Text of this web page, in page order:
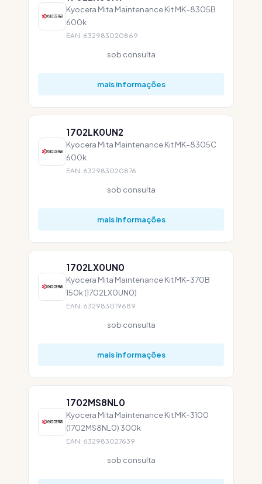
Kyocera Mita Maintenance Kit MK-8305B
600k
EAN: 632983020869
sob consulta
mais informações
1702LK0UN2
Kyocera Mita Maintenance Kit MK-8305C
600k
EAN: 632983020876
sob consulta
mais informações
1702LX0UN0
Kyocera Mita Maintenance Kit MK-370B
150k (1702LX0UN0)
EAN: 632983019689
sob consulta
mais informações
1702MS8NL0
Kyocera Mita Maintenance Kit MK-3100
(1702MS8NL0) 300k
EAN: 632983027639
sob consulta